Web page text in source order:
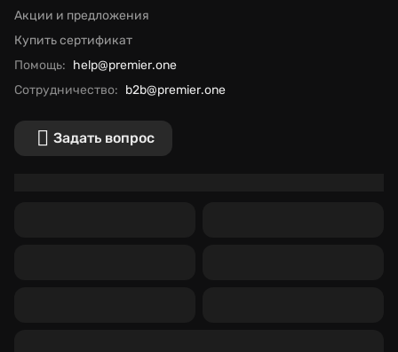
Акции и предложения
Купить сертификат
Помощь: help@premier.one
Сотрудничество: b2b@premier.one
Задать вопрос